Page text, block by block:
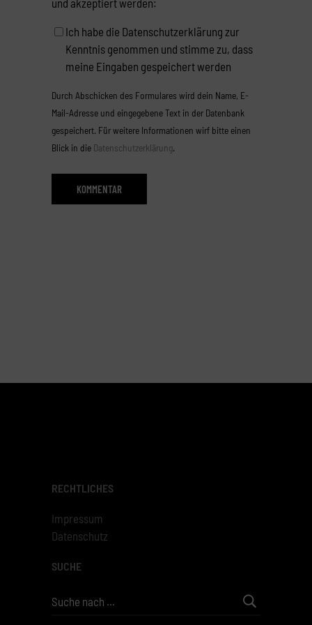
und akzeptiert werden:
Ich habe die Datenschutzerklärung zur
Kenntnis genommen und stimme zu, dass
meine Eingaben gespeichert werden
Durch Abschicken des Formulares wird dein Name, E-
Mail-Adresse und eingegebene Text in der Datenbank
gespeichert. Für weitere Informationen wirf bitte einen
Blick in die Datenschutzerklärung.
RECHTLICHES
Impressum
Datenschutz
SUCHE
Search